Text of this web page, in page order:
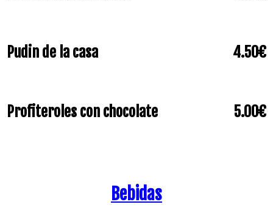
Pudin de la casa 4.50€
Profiteroles con chocolate 5.00€
Bebidas